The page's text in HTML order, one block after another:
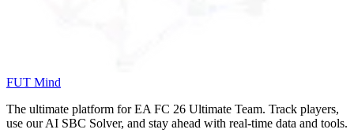
FUT Mind
The ultimate platform for EA FC 26 Ultimate Team. Track players,
use our AI SBC Solver, and stay ahead with real-time data and tools.